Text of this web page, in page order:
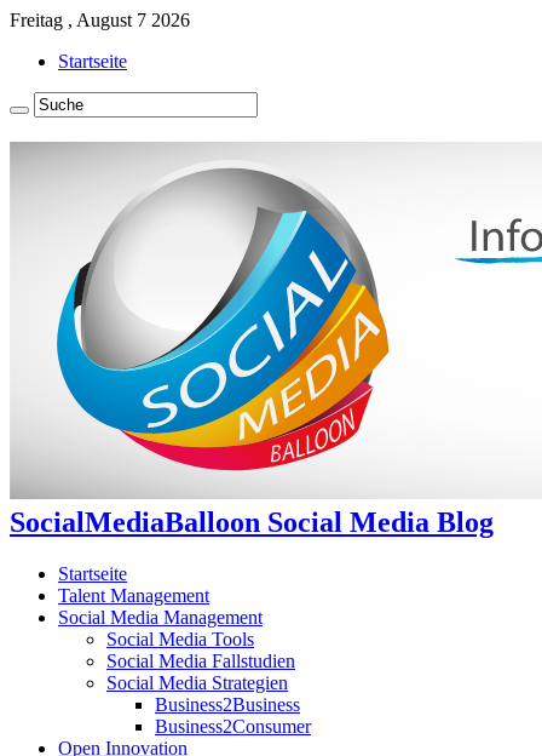
Freitag , August 7 2026
Startseite
SocialMediaBalloon Social Media Blog
Startseite
Talent Management
Social Media Management
Social Media Tools
Social Media Fallstudien
Social Media Strategien
Business2Business
Business2Consumer
Open Innovation